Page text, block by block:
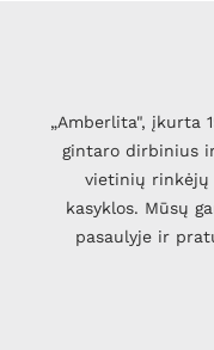
„Amberlita", įkurta
gintaro dirbinius
vietinių rinkėjų
kasyklos. Mūsų
pasaulyje ir